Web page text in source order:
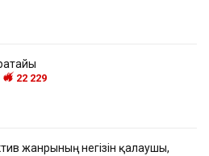
22 229
жанрының негізін қалаушы,